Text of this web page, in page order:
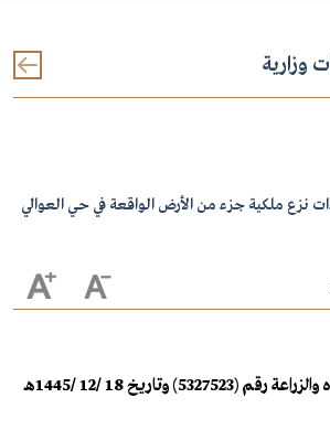
وزارية
نزع ملكية جزء من الأرض الواقعة في حي العوالي
وتاريخ 18 /12 /1445هـ